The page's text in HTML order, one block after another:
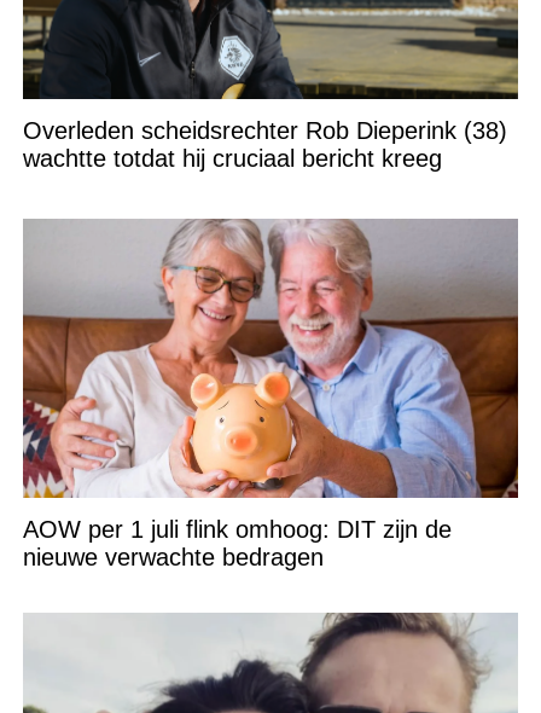
Overleden scheidsrechter Rob Dieperink (38)
wachtte totdat hij cruciaal bericht kreeg
AOW per 1 juli flink omhoog: DIT zijn de
nieuwe verwachte bedragen